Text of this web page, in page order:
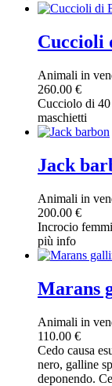
Cuccioli
Animali in
260.00 €
Cucciolo di 40
maschietti
Jack
Animali in
200.00 €
Incrocio
più info
Marans
Animali in
110.00 €
Cedo causa
nero, galline
deponendo.